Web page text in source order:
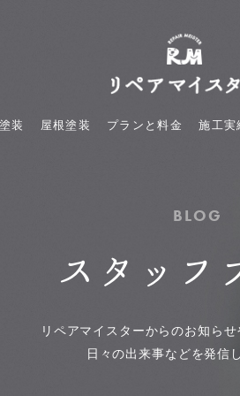
装 屋根塗装 プランと料金 施工実
BLOG
スタッフ
リペアマイスターからのお知らせ
日々の出来事などを発信